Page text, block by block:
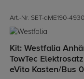
Art.-Nr. SET-aME190-
Kit: Westfalia
TowTec
eVito Kasten/Bus